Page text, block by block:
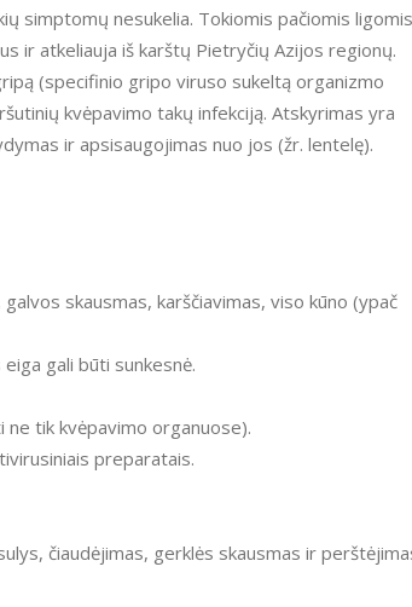
simptomų nesukelia. Tokiomis pačiomis ligomis
ir atkeliauja iš karštų Pietryčių Azijos regionų.
(specifinio gripo viruso sukeltą organizmo
kvėpavimo takų infekciją. Atskyrimas yra
ir apsisaugojimas nuo jos (žr. lentelę).
skausmas, karščiavimas, viso kūno (ypač
gali būti sunkesnė.
ne tik kvėpavimo organuose).
preparatais.
čiaudėjimas, gerklės skausmas ir